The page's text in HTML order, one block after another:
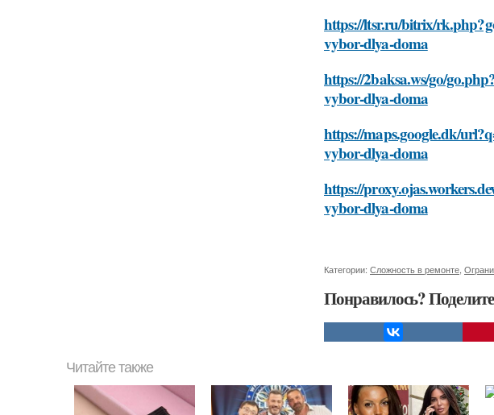
https://ltsr.ru/bitrix/
vybor-dlya-doma
https://2baksa.ws/go/
vybor-dlya-doma
https://maps.google.dk/
vybor-dlya-doma
https://
vybor-dlya-doma
Категории: Сложность в ремонте
Понравилось?
Читайте также